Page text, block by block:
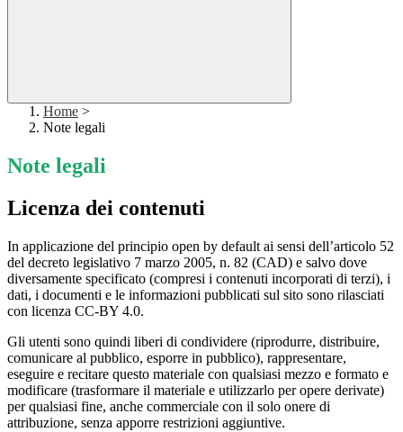
Home >
Note legali
Note legali
Licenza dei contenuti
In applicazione del principio open by default ai sensi dell’articolo 52
del decreto legislativo 7 marzo 2005, n. 82 (CAD) e salvo dove
diversamente specificato (compresi i contenuti incorporati di terzi), i
dati, i documenti e le informazioni pubblicati sul sito sono rilasciati
con licenza CC-BY 4.0.
Gli utenti sono quindi liberi di condividere (riprodurre, distribuire,
comunicare al pubblico, esporre in pubblico), rappresentare,
eseguire e recitare questo materiale con qualsiasi mezzo e formato e
modificare (trasformare il materiale e utilizzarlo per opere derivate)
per qualsiasi fine, anche commerciale con il solo onere di
attribuzione, senza apporre restrizioni aggiuntive.